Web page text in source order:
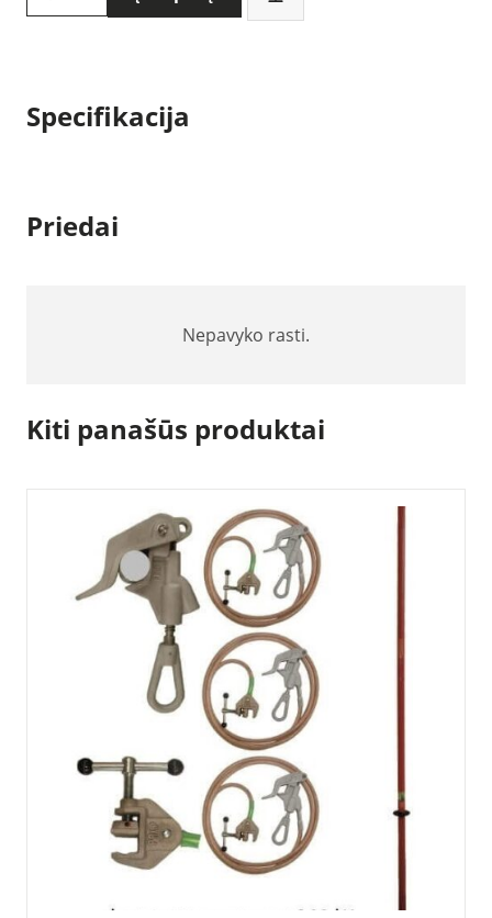
kiekis:
Pavojingos
Specifikacija
Priedai
Nepavyko rasti.
Kiti panašūs produktai